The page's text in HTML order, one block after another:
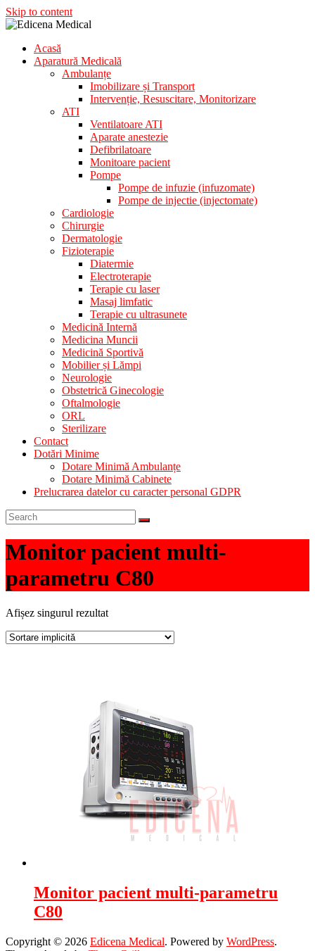
Skip to content
Edicena Medical
Aparatura Medicala
Acasă
Aparatură Medicală
Ambulanțe
Imobilizare și Transport
Intervenție, Resuscitare, Monitorizare
ATI
Ventilatoare ATI
Aparate anestezie
Defibrilatoare
Monitoare pacient
Pompe
Pompe de infuzie (infuzomate)
Pompe de injectie (injectomate)
Cardiologie
Chirurgie
Dermatologie
Fizioterapie
Diatermie
Electroterapie
Terapie cu laser
Masaj limfatic
Terapie cu ultrasunete
Medicină Internă
Medicina Muncii
Medicină Sportivă
Mobilier și Lămpi
Neurologie
Obstetrică Ginecologie
Oftalmologie
ORL
Sterilizare
Contact
Dotări Minime
Dotare Minimă Ambulanțe
Dotare Minimă Cabinete
Prelucrarea datelor cu caracter personal GDPR
Monitor pacient multi-
parametru C80
Afișez singurul rezultat
Monitor pacient multi-parametru
C80
Copyright © 2026 Edicena Medical. Powered by WordPress.